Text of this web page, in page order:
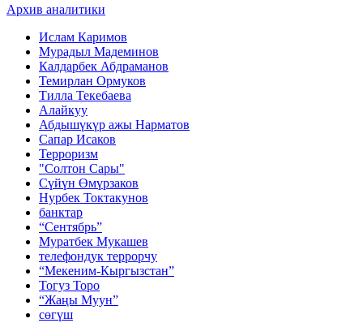
Архив аналитики
Ислам Каримов
Мурадыл Мадеминов
Калдарбек Абдраманов
Темирлан Ормуков
Тилла Текебаева
Алайкуу
Абдышүкүр ажы Нарматов
Сапар Исаков
Терроризм
"Солтон Сары"
Сүйүн Өмүрзаков
Нурбек Токтакунов
банктар
“Сентябрь”
Муратбек Мукашев
телефондук террорчу
“Мекеним-Кыргызстан”
Тогуз Торо
“Жаңы Муун”
сөгүш